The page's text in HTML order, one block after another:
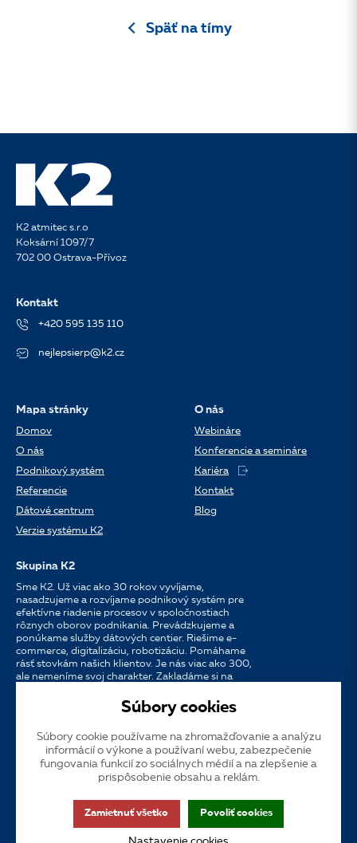
Späť na tímy
K2 atmitec s.r.o
Koksární 1097/7
702 00 Ostrava-Přívoz
Kontakt
+420 595 135 110
nejlepsierp@k2.cz
Mapa stránky
Domov
O nás
Podnikový systém
Referencie
Dátové centrum
Verzie systému K2
O nás
Webináre
Konferencie a semináre
Kariéra
Kontakt
Blog
Skupina K2
Sme K2. Už viac ako 30 rokov vyvíjame,
nasadzujeme a rozvíjame podnikový systém pre
efektívne riadenie procesov v spoločnostiach
rôznych oborov podnikania. Prevádzkujeme a
ponúkame služby dátových centier. Riešime e-
commerce, digitalizáciu, robotizáciu. Pomáhame
rásť stovkám našich klientov. Je nás viac ako 300,
ale nemeníme svoj charakter. Zakladáme si na
Jazyk CS EN SK
Dotačná publicita
Zákaznícka podpora VOS
Prístupnosť
Súbory cookies
Súbory cookie používame na zhromažďovanie a analýzu
informácií o výkone a používaní webu, zabezpečenie
fungovania funkcií zo sociálnych médií a na zlepšenie a
prispôsobenie obsahu a reklám.
Zamietnuť všetko Povoliť cookies